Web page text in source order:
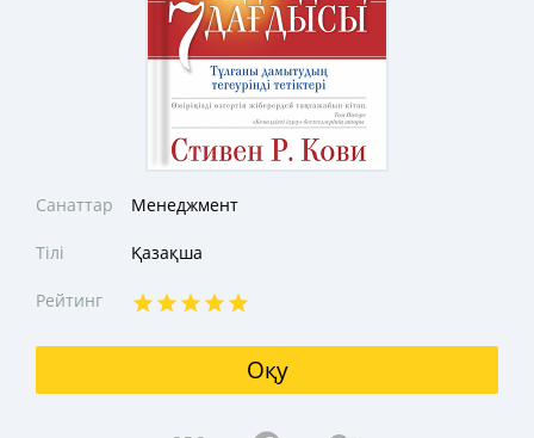
Санаттар Менеджмент
Тілі Қазақша
Рейтинг
Оқу